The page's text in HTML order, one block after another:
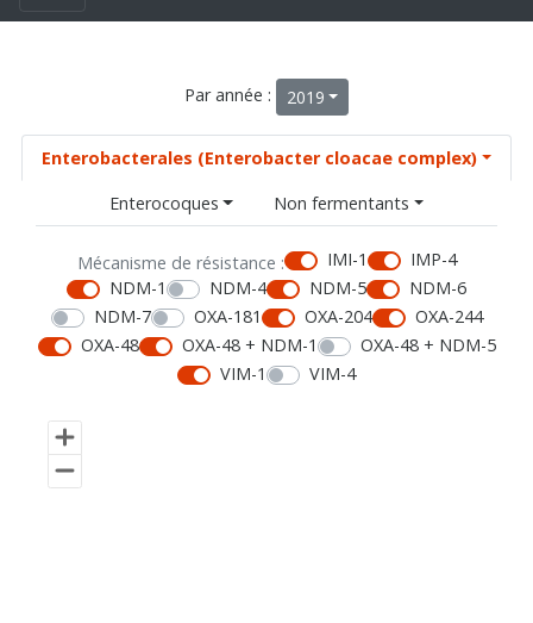
Par année : 2019
Enterobacterales (Enterobacter cloacae complex)
Enterocoques
Non fermentants
Mécanisme de résistance : IMI-1
IMP-4
NDM-1
NDM-4 NDM-5
NDM-6
NDM-7
OXA-181 OXA-204
OXA-244
OXA-48
OXA-48 + NDM-1
OXA-48 + NDM-5
VIM-1
VIM-4